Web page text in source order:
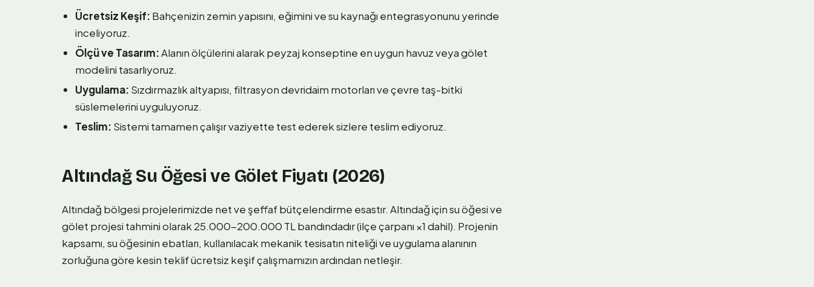
Ücretsiz Keşif: Bahçenizin zemin yapısını, eğimini ve su kaynağı entegrasyonunu yerinde
inceliyoruz.
Ölçü ve Tasarım:Alanın ölçülerini alarak peyzaj konseptine en uygun havuz veya gölet
modelini tasarlıyoruz.
Uygulama: Sızdırmazlık altyapısı, filtrasyon devridaim motorları ve çevre taş-bitki
süslemelerini uyguluyoruz.
Teslim: Sistemi tamamen çalışır vaziyette test ederek sizlere teslim ediyoruz.
Altındağ Su Öğesi ve Gölet Fiyatı (2026)
Altındağ bölgesi projelerimizde net ve şeffaf bütçelendirme esastır. Altındağ için su öğesi ve
gölet projesi tahmini olarak 25.000-200.000 TL bandındadır (ilçe çarpanı ×1 dahil). Projenin
kapsamı, su öğesinin ebatları, kullanılacak mekanik tesisatın niteliği ve uygulama alanının
zorluğuna göre kesin teklif ücretsiz keşif çalışmamızın ardından netleşir.